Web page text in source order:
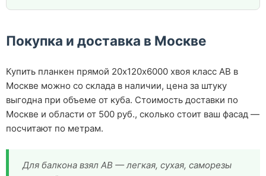
Покупка и доставка в Москве
Купить планкен прямой 20х120х6000 хвоя класс АВ в
Москве можно со склада в наличии, цена за штуку
выгодна при объеме от куба. Стоимость доставки по
Москве и области от 500 руб., сколько стоит ваш фасад —
посчитают по метрам.
Для балкона взял АВ — легкая, сухая, саморезы